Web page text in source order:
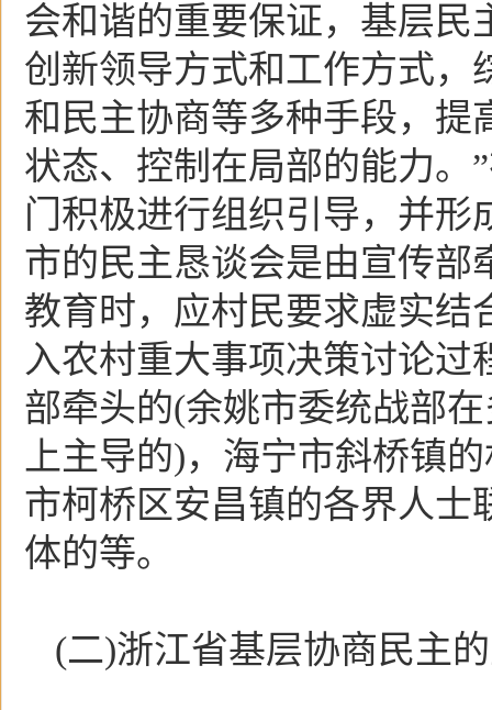
会和谐的重要保证，基层民
创新领导方式和工作方式，
和民主协商等多种手段，提
状态、控制在局部的能力。
门积极进行组织引导，并
市的民主恳谈会是由宣传部
教育时，应村民要求虚实结
入农村重大事项决策讨论
部牵头的(余姚市委统战部
上主导的)，海宁市斜桥镇
市柯桥区安昌镇的各界人士
体的等。
(二)浙江省基层协商民主